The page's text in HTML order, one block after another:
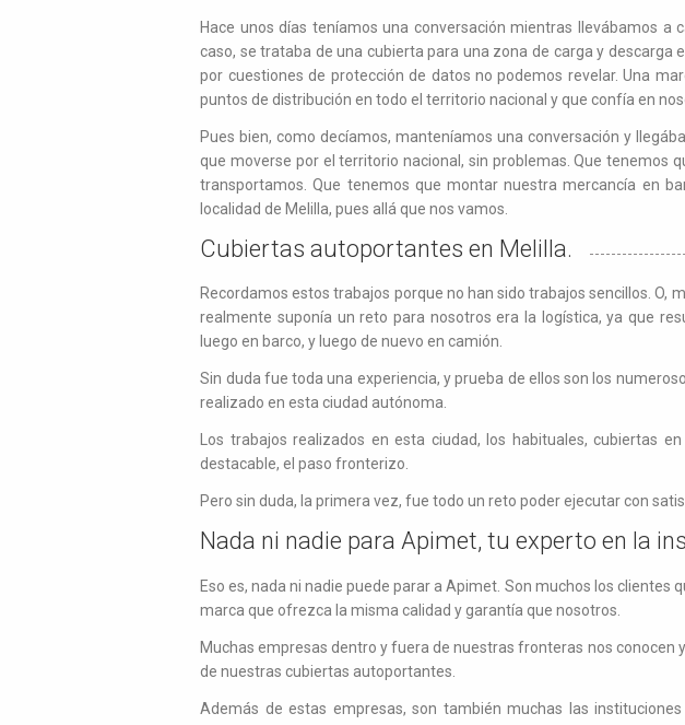
Hace unos días teníamos una conversación mientras llevábamos
caso, se trataba de una cubierta para una zona de carga y
por cuestiones de protección de datos no podemos revelar. Una
puntos de distribución en todo el territorio nacional y que confía en
Pues bien, como decíamos, manteníamos una conversación y
que moverse por el territorio nacional, sin problemas. Que tenemos
transportamos. Que tenemos que montar nuestra mercancía en
localidad de Melilla, pues allá que nos vamos.
Cubiertas autoportantes en Melilla.
Recordamos estos trabajos porque no han sido trabajos sencillos. O,
realmente suponía un reto para nosotros era la logística, ya que
luego en barco, y luego de nuevo en camión.
Sin duda fue toda una experiencia, y prueba de ellos son los
realizado en esta ciudad autónoma.
Los trabajos realizados en esta ciudad, los habituales, cubiertas
destacable, el paso fronterizo.
Pero sin duda, la primera vez, fue todo un reto poder ejecutar con
Nada ni nadie para Apimet, tu experto en la
Eso es, nada ni nadie puede parar a Apimet. Son muchos los
marca que ofrezca la misma calidad y garantía que nosotros.
Muchas empresas dentro y fuera de nuestras fronteras nos
de nuestras cubiertas autoportantes.
Además de estas empresas, son también muchas las